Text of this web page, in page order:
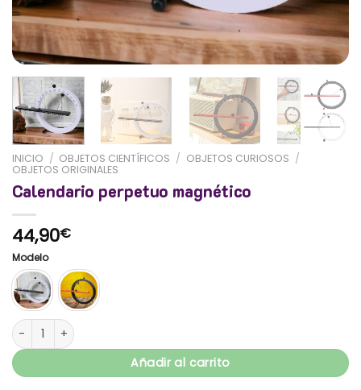
INICIO / OBJETOS CIENTÍFICOS / OBJETOS CURIOSOS /
OBJETOS ORIGINALES
Calendario perpetuo magnético
44,90€
Modelo
Calendario perpetuo magnético cantidad
Añadir al carrito